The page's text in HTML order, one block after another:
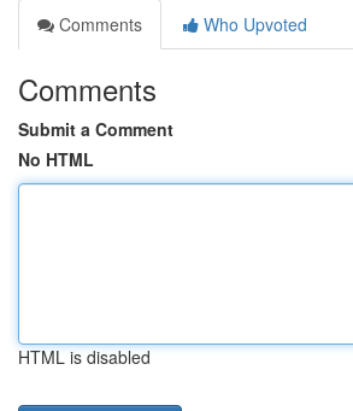
Comments
Who Upvoted
Comments
Submit a Comment
No HTML
HTML is disabled